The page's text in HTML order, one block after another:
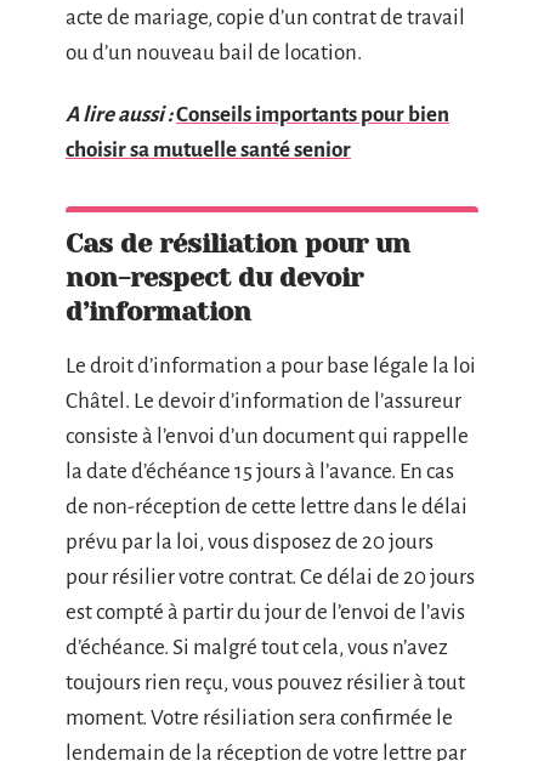
acte de mariage, copie d’un contrat de travail
ou d’un nouveau bail de location.
A lire aussi :Conseils importants pour bien
choisir sa mutuelle santé senior
Cas de résiliation pour un
non-respect du devoir
d’information
Le droit d’information a pour base légale la loi
Châtel. Le devoir d’information de l’assureur
consiste à l’envoi d’un document qui rappelle
la date d’échéance 15 jours à l’avance. En cas
de non-réception de cette lettre dans le délai
prévu par la loi, vous disposez de 20 jours
pour résilier votre contrat. Ce délai de 20 jours
est compté à partir du jour de l’envoi de l’avis
d’échéance. Si malgré tout cela, vous n’avez
toujours rien reçu, vous pouvez résilier à tout
moment. Votre résiliation sera confirmée le
lendemain de la réception de votre lettre par